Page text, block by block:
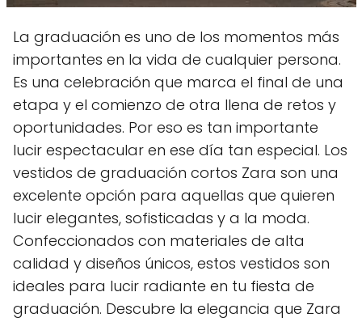
La graduación es uno de los momentos más
importantes en la vida de cualquier persona.
Es una celebración que marca el final de una
etapa y el comienzo de otra llena de retos y
oportunidades. Por eso es tan importante
lucir espectacular en ese día tan especial. Los
vestidos de graduación cortos Zara son una
excelente opción para aquellas que quieren
lucir elegantes, sofisticadas y a la moda.
Confeccionados con materiales de alta
calidad y diseños únicos, estos vestidos son
ideales para lucir radiante en tu fiesta de
graduación. Descubre la elegancia que Zara